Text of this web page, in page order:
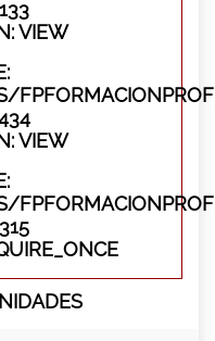
VIEW
VIEW